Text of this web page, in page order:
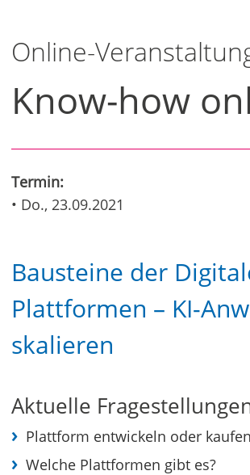
Online-
Know-how
Termin:
• Do., 23.09.2021
Bausteine der
Plattformen – KI-
skalieren
Aktuelle
Plattform entwickeln oder
Welche Plattformen gibt es?